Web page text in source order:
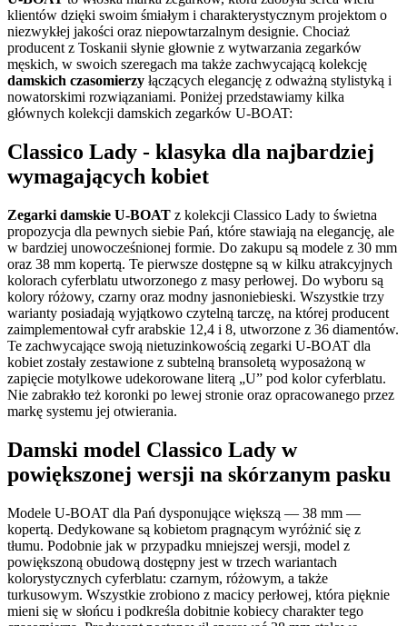
klientów dzięki swoim śmiałym i charakterystycznym projektom o
niezwykłej jakości oraz niepowtarzalnym designie. Chociaż
producent z Toskanii słynie głownie z wytwarzania zegarków
męskich, w swoich szeregach ma także zachwycającą kolekcję
damskich czasomierzy łączących elegancję z odważną stylistyką i
nowatorskimi rozwiązaniami. Poniżej przedstawiamy kilka
głównych kolekcji damskich zegarków U-BOAT:
Classico Lady - klasyka dla najbardziej
wymagających kobiet
Zegarki damskie U-BOAT z kolekcji Classico Lady to świetna
propozycja dla pewnych siebie Pań, które stawiają na elegancję, ale
w bardziej unowocześnionej formie. Do zakupu są modele z 30 mm
oraz 38 mm kopertą. Te pierwsze dostępne są w kilku atrakcyjnych
kolorach cyferblatu utworzonego z masy perłowej. Do wyboru są
kolory różowy, czarny oraz modny jasnoniebieski. Wszystkie trzy
warianty posiadają wyjątkowo czytelną tarczę, na której producent
zaimplementował cyfr arabskie 12,4 i 8, utworzone z 36 diamentów.
Te zachwycające swoją nietuzinkowością zegarki U-BOAT dla
kobiet zostały zestawione z subtelną bransoletą wyposażoną w
zapięcie motylkowe udekorowane literą „U” pod kolor cyferblatu.
Nie zabrakło też koronki po lewej stronie oraz opracowanego przez
markę systemu jej otwierania.
Damski model Classico Lady w
powiększonej wersji na skórzanym pasku
Modele U-BOAT dla Pań dysponujące większą — 38 mm —
kopertą. Dedykowane są kobietom pragnącym wyróżnić się z
tłumu. Podobnie jak w przypadku mniejszej wersji, model z
powiększoną obudową dostępny jest w trzech wariantach
kolorystycznych cyferblatu: czarnym, różowym, a także
turkusowym. Wszystkie zrobiono z macicy perłowej, która pięknie
mieni się w słońcu i podkreśla dobitnie kobiecy charakter tego